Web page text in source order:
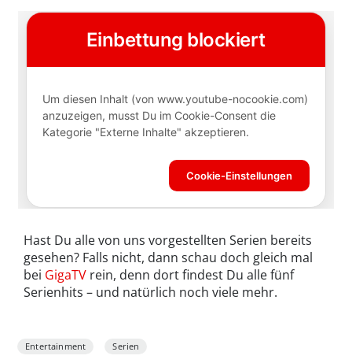
Hast Du alle von uns vorgestellten Serien bereits
gesehen? Falls nicht, dann schau doch gleich mal
bei GigaTV rein, denn dort findest Du alle fünf
Serienhits – und natürlich noch viele mehr.
Entertainment Serien